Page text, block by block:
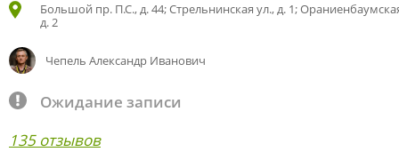
Большой пр. П.С., д. 44; Стрельнинская ул., д. 1;
д. 2
Чепель Александр Иванович
Ожидание записи
135 отзывов